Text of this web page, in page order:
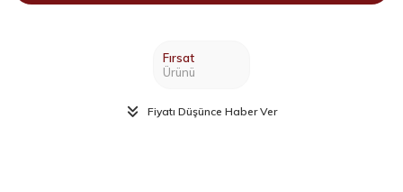
Fırsat
Ürünü
Fiyatı Düşünce Haber Ver